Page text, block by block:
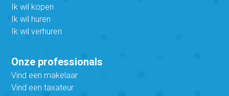
Ik wil kopen
Ik wil huren
Ik wil verhuren
Onze professionals
Vind een makelaar
Vind een taxateur